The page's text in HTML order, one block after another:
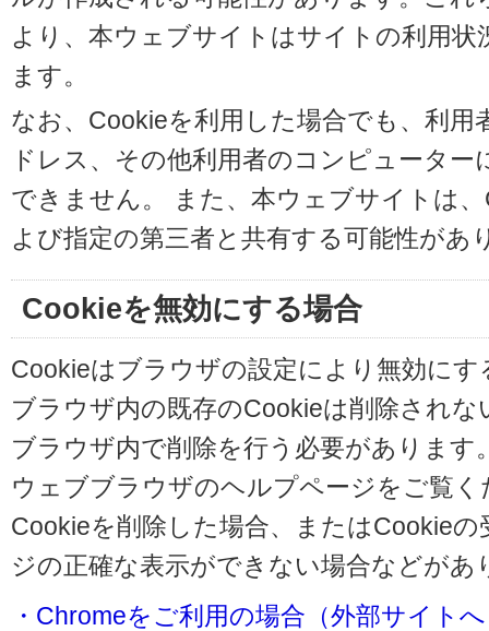
より、本ウェブサイトはサイトの利用
ます。
なお、Cookieを利用した場合でも、利用
ドレス、その他利用者のコンピュータ
できません。 また、本ウェブサイトは
よび指定の第三者と共有する可能性があ
Cookieを無効にする場合
Cookieはブラウザの設定により無効に
ブラウザ内の既存のCookieは削除され
ブラウザ内で削除を行う必要があります
ウェブブラウザのヘルプページをご覧く
Cookieを削除した場合、またはCookie
ジの正確な表示ができない場合などが
・Chromeをご利用の場合（外部サイト